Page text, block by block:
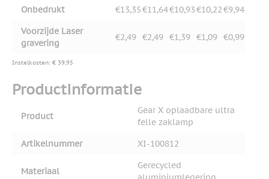
Onbedrukt €13,35€11,64€10,93€10,22€9,94
Voorzijde Laser
gravering
€2,49 €2,49 €1,39 €1,09 €0,99
Instelkosten: € 39,95
Productinformatie
Product
Gear X oplaadbare ultra
felle zaklamp
Artikelnummer
XI-100812
Materiaal
Gerecycled